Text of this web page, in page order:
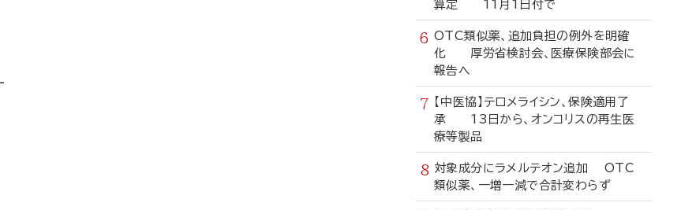
算定 11月1日付で
OTC類似薬、追加負担の例外を明確
化 厚労省検討会、医療保険部会に
報告へ
【中医協】テロメライシン、保険適用了
承 13日から、オンコリスの再生医
療等製品
対象成分にラメルテオン追加 OTC
類似薬、一増一減で合計変わらず